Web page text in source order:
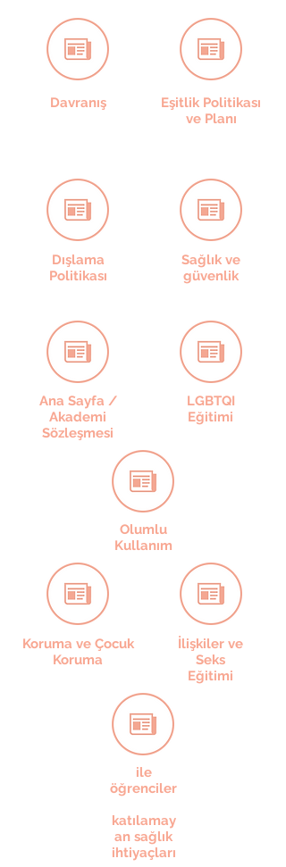
Davranış
Dışlama
Politikası
Eşitlik Politikası
ve Planı
Sağlık ve
güvenlik
Ana Sayfa /
Akademi
Sözleşmesi
LGBTQI
Eğitimi
Olumlu
Kullanım
Koruma ve Çocuk
Koruma
İlişkiler ve
Seks
Eğitimi
ile
öğrenciler
katılamay
an sağlık
ihtiyaçları